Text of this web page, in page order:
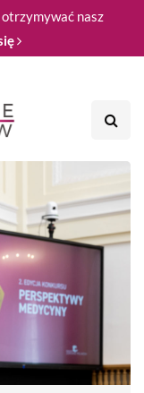
otrzymywać nasz